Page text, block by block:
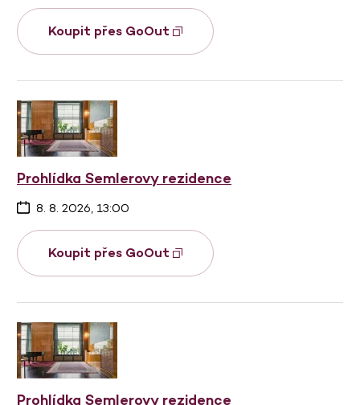
Koupit přes GoOut
Prohlídka Semlerovy rezidence
8. 8. 2026, 13:00
Koupit přes GoOut
Prohlídka Semlerovy rezidence